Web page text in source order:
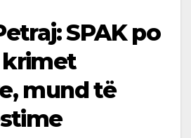
SPAK po
mund të